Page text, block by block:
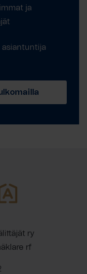
ja
asiantuntija
ry
rf